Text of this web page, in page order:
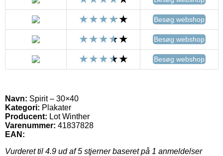
Besøg webshop
Besøg webshop
Besøg webshop
Navn: Spirit – 30×40
Kategori: Plakater
Producent: Lot Winther
Varenummer: 41837828
EAN:
Vurderet til 4.9 ud af 5 stjerner baseret på 1 anmeldelser